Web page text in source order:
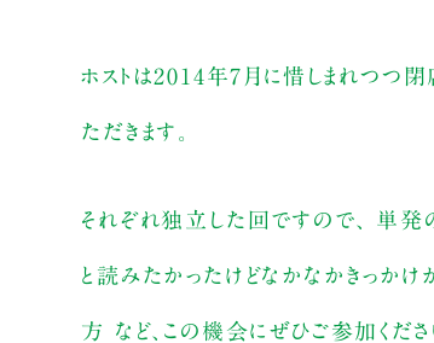
ホストは2014年7月に惜しまれつつ
ただきます。
それぞれ独立した回ですので、 単発
と読みたかったけどなかなかきっかけ
方 など、この機会にぜひご参加くださ